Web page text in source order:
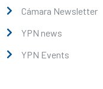
Cámara Newsletter
YPN news
YPN Events